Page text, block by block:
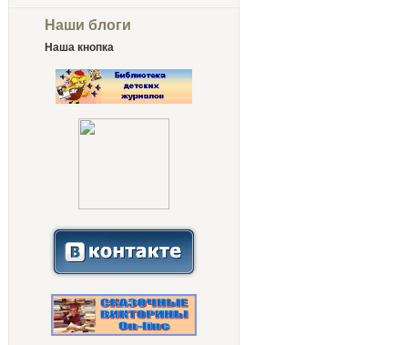
Наши блоги
Наша кнопка